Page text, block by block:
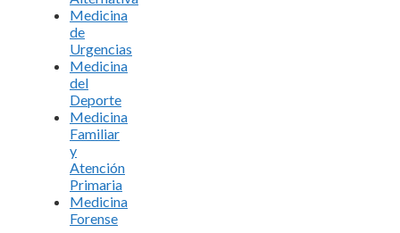
Medicina
de
Urgencias
Medicina
del
Deporte
Medicina
Familiar
y
Atención
Primaria
Medicina
Forense